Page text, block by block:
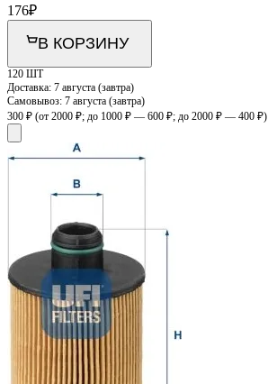
176₽
В КОРЗИНУ
120 ШТ
Доставка: 7 августа (завтра)
Самовывоз: 7 августа (завтра)
300 ₽ (от 2000 ₽; до 1000 ₽ — 600 ₽; до 2000 ₽ — 400 ₽)